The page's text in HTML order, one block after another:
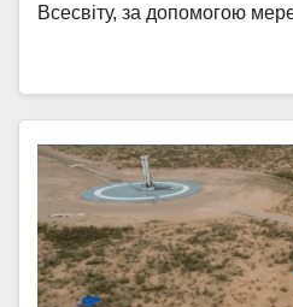
Всесвіту, за допомогою